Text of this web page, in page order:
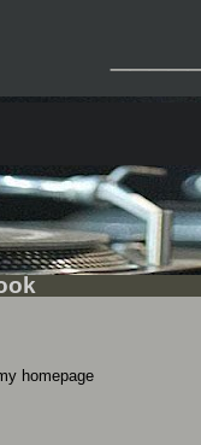
homepage